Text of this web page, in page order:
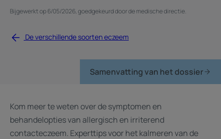
Bijgewerkt op6/05/2026, goedgekeurd doorde medische directie.
De verschillende soorten eczeem
Samenvatting van het dossier
Kom meer te weten over de symptomen en
behandelopties van allergisch en irriterend
contacteczeem. Experttips voor het kalmeren van de